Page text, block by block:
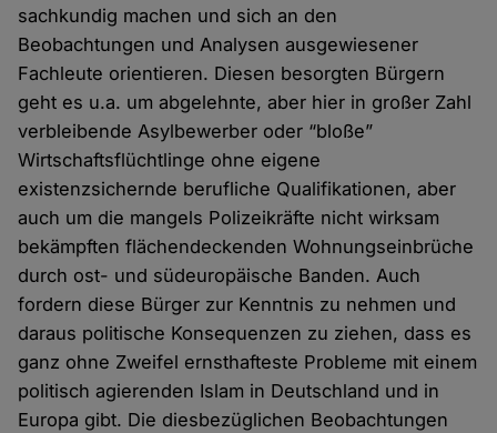
sachkundig machen und sich an den
Beobachtungen und Analysen ausgewiesener
Fachleute orientieren. Diesen besorgten Bürgern
geht es u.a. um abgelehnte, aber hier in großer Zahl
verbleibende Asylbewerber oder “bloße”
Wirtschaftsflüchtlinge ohne eigene
existenzsichernde berufliche Qualifikationen, aber
auch um die mangels Polizeikräfte nicht wirksam
bekämpften flächendeckenden Wohnungseinbrüche
durch ost- und südeuropäische Banden. Auch
fordern diese Bürger zur Kenntnis zu nehmen und
daraus politische Konsequenzen zu ziehen, dass es
ganz ohne Zweifel ernsthafteste Probleme mit einem
politisch agierenden Islam in Deutschland und in
Europa gibt. Die diesbezüglichen Beobachtungen